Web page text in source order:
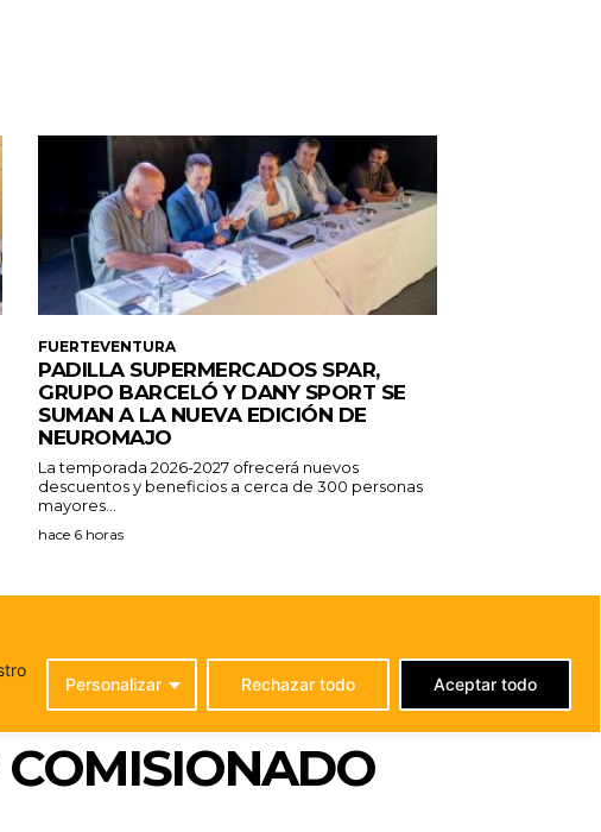
FUERTEVENTURA
PADILLA SUPERMERCADOS SPAR,
GRUPO BARCELÓ Y DANY SPORT SE
SUMAN A LA NUEVA EDICIÓN DE
NEUROMAJO
La temporada 2026-2027 ofrecerá nuevos
descuentos y beneficios a cerca de 300 personas
mayores...
hace 6 horas